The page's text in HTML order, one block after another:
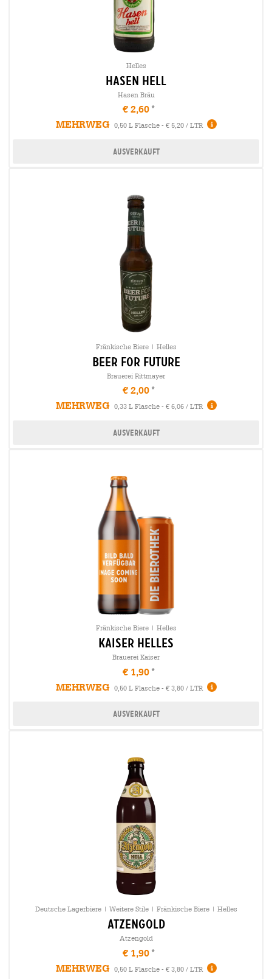
Helles
hasen hell
Hasen Bräu
€ 2,60
MEHRWEG
0,50 L Flasche - € 5,20 / LTR
Ausverkauft
Fränkische Biere | Helles
beer for future
Brauerei Rittmayer
€ 2,00
MEHRWEG
0,33 L Flasche - € 6,06 / LTR
Ausverkauft
Fränkische Biere | Helles
kaiser Helles
Brauerei Kaiser
€ 1,90
MEHRWEG
0,50 L Flasche - € 3,80 / LTR
Ausverkauft
Deutsche Lagerbiere | Weitere Stile | Fränkische Biere | Helles
atzengold
Atzengold
€ 1,90
MEHRWEG
0,50 L Flasche - € 3,80 / LTR